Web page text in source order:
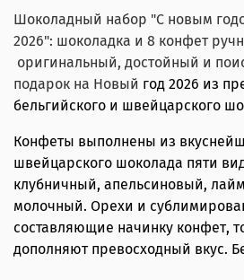
Шоколадный набор "С новым
2026": шоколадка и 8 конфет
оригинальный, достойный и
подарок на Новый год 2026 из
бельгийского и швейцарского
Конфеты выполнены из
швейцарского шоколада пяти
клубничный, апельсиновый,
молочный. Орехи и
составляющие начинку конфет,
дополняют превосходный вкус.